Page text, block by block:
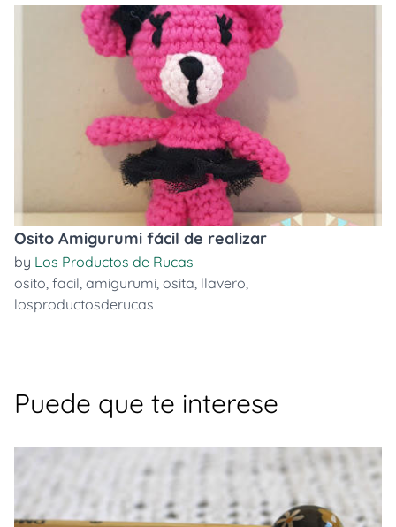
Osito Amigurumi fácil de realizar
by Los Productos de Rucas
osito, facil, amigurumi, osita, llavero,
losproductosderucas
Puede que te interese